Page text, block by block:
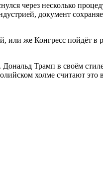
через несколько
документ
или же Конгресс пойдёт в
. Дональд Трамп в своём
холме считают это